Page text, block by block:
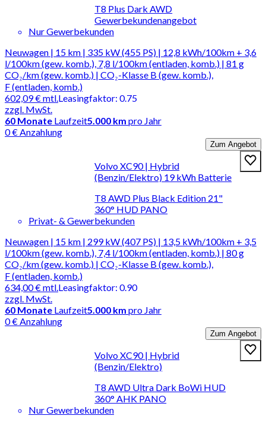
T8 Plus Dark AWD
Gewerbekundenangebot
Nur Gewerbekunden
Neuwagen | 15 km | 335 kW (455 PS) | 12,8 kWh/100km + 3,6
l/100km (gew. komb.), 7,8 l/100km (entladen, komb.) | 81 g
CO₂/km (gew. komb.) | CO₂-Klasse B (gew. komb.),
F (entladen, komb.)
602,09 €mtl.
zzgl. MwSt.
Leasingfaktor: 0.75
60 Monate Laufzeit5.000 km pro Jahr
0 € Anzahlung
Zum Angebot
Volvo XC90 | Hybrid
(Benzin/Elektro) 19 kWh Batterie
T8 AWD Plus Black Edition 21"
360° HUD PANO
Privat- & Gewerbekunden
Neuwagen | 15 km | 299 kW (407 PS) | 13,5 kWh/100km + 3,5
l/100km (gew. komb.), 7,4 l/100km (entladen, komb.) | 80 g
CO₂/km (gew. komb.) | CO₂-Klasse B (gew. komb.),
F (entladen, komb.)
634,00 €mtl.
zzgl. MwSt.
Leasingfaktor: 0.90
60 Monate Laufzeit5.000 km pro Jahr
0 € Anzahlung
Zum Angebot
Volvo XC90 | Hybrid
(Benzin/Elektro)
T8 AWD Ultra Dark BoWi HUD
360° AHK PANO
Nur Gewerbekunden